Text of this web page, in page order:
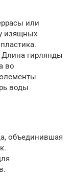
или
изящных
Длина гирлянды
во
воды
объединившая